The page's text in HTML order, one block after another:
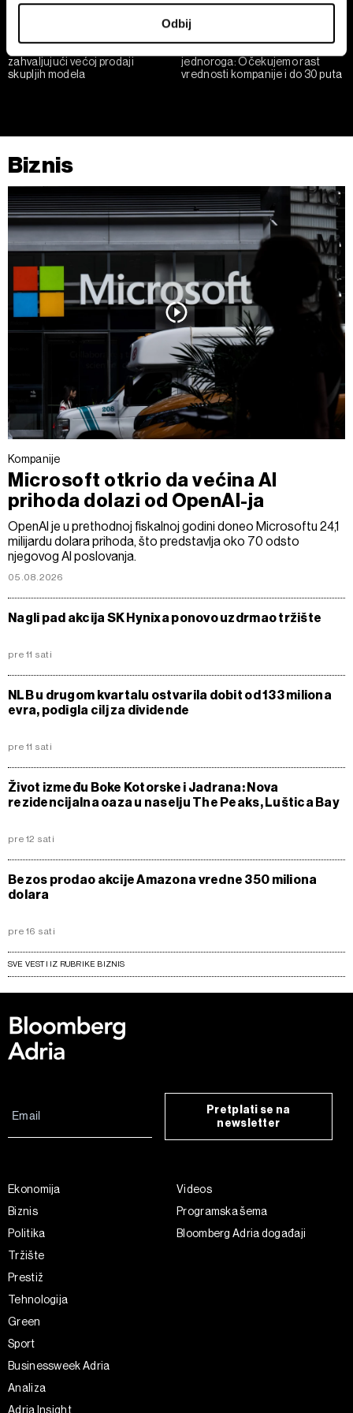
U svakom trenutku možete da promenite ili povučete
saglasnost u Deklaraciji o kolačićima.
Zajednički rukovaoci su HD-WIN ARENA SPORT d.o.o. i
Kolačiće u bilo kojem trenutku možete ponovno ažurirati
trenutku opozvati bez negativnih posledica.
Odbij
Zarada Porschea porasla
zahvaljujući većoj prodaji
skupljih modela
Osnivač prvog srpskog
jednoroga: Očekujemo rast
vrednosti kompanije i do 30 puta
Biznis
Kompanije
Microsoft otkrio da većina AI
prihoda dolazi od OpenAI-ja
OpenAI je u prethodnoj fiskalnoj godini doneo Microsoftu 24,1
milijardu dolara prihoda, što predstavlja oko 70 odsto
njegovog AI poslovanja.
05.08.2026
Nagli pad akcija SK Hynixa ponovo uzdrmao tržište
pre 11 sati
NLB u drugom kvartalu ostvarila dobit od 133 miliona
evra, podigla cilj za dividende
pre 11 sati
Život između Boke Kotorske i Jadrana: Nova
rezidencijalna oaza u naselju The Peaks, Luštica Bay
pre 12 sati
Bezos prodao akcije Amazona vredne 350 miliona
dolara
pre 16 sati
SVE VESTI IZ RUBRIKE BIZNIS
Pretplati se na
newsletter
Ekonomija
Biznis
Politika
Tržište
Prestiž
Tehnologija
Green
Sport
Businessweek Adria
Analiza
Adria Insight
Videos
Programska šema
Bloomberg Adria događaji